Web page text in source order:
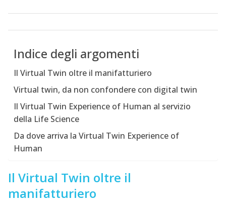
Indice degli argomenti
Il Virtual Twin oltre il manifatturiero
Virtual twin, da non confondere con digital twin
Il Virtual Twin Experience of Human al servizio
della Life Science
Da dove arriva la Virtual Twin Experience of
Human
Il Virtual Twin oltre il
manifatturiero